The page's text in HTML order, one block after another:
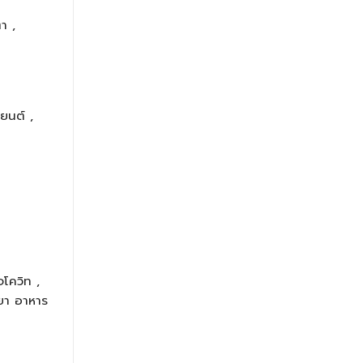
,
นต์ ,
ควิท ,
อาหาร